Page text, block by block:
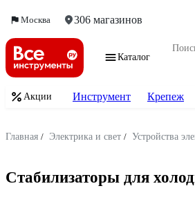
Москва 306 магазинов
Каталог
Акции Инструмент Крепеж
Главная / Электрика и свет / Устройства
Стабилизаторы для